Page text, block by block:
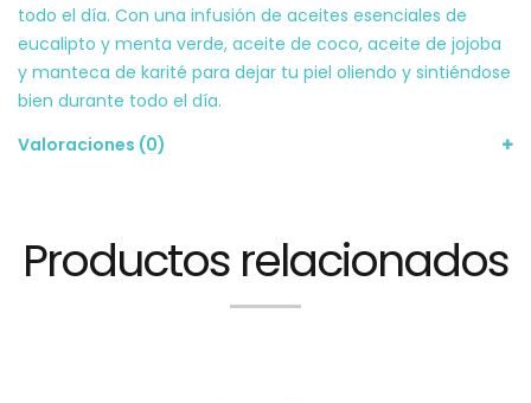
todo el día. Con una infusión de aceites esenciales de
eucalipto y menta verde, aceite de coco, aceite de jojoba
y manteca de karité para dejar tu piel oliendo y sintiéndose
bien durante todo el día.
Valoraciones (0)
Productos relacionados